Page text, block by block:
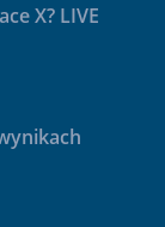
X? LIVE